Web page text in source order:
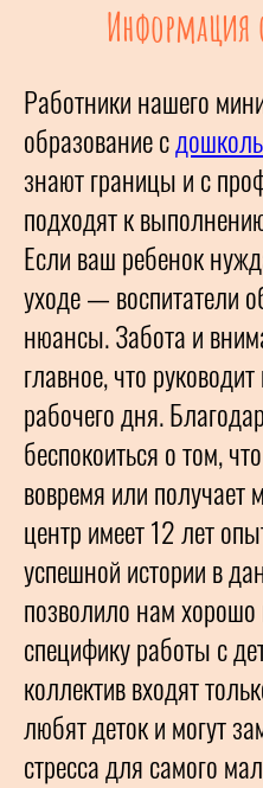
Информация
Работники нашего
образование с
знают границы и с
подходят к
Если ваш ребенок
уходе — воспитатели
нюансы. Забота и
главное, что
рабочего дня.
беспокоиться о том,
вовремя или
центр имеет 12 лет
успешной истории в
позволило нам
специфику работы с
коллектив входят
любят деток и могут
стресса для самого